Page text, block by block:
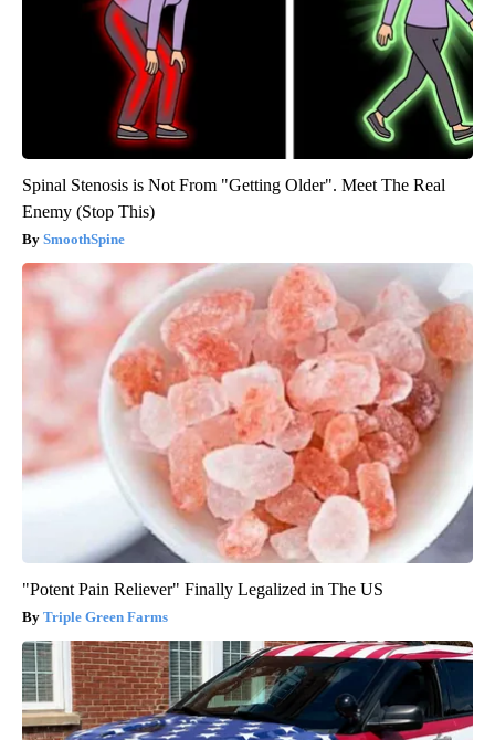
Spinal Stenosis is Not From "Getting Older". Meet The Real
Enemy (Stop This)
SmoothSpine
"Potent Pain Reliever" Finally Legalized in The US
Triple Green Farms